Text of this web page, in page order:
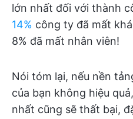
lớn nhất đối với thành
14% công ty đã mất
8% đã mất nhân viên!
Nói tóm lại, nếu nền
của bạn không hiệu
nhất cũng sẽ thất bại,